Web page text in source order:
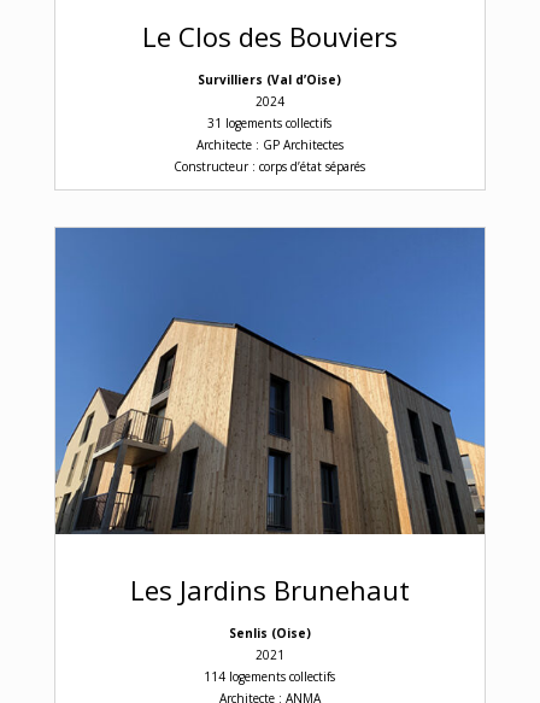
Le Clos des Bouviers
Survilliers (Val d’Oise)
2024
31 logements collectifs
Architecte : GP Architectes
Constructeur : corps d’état séparés
Les Jardins Brunehaut
Senlis (Oise)
2021
114 logements collectifs
Architecte : ANMA